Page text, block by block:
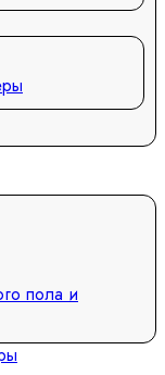
пола и